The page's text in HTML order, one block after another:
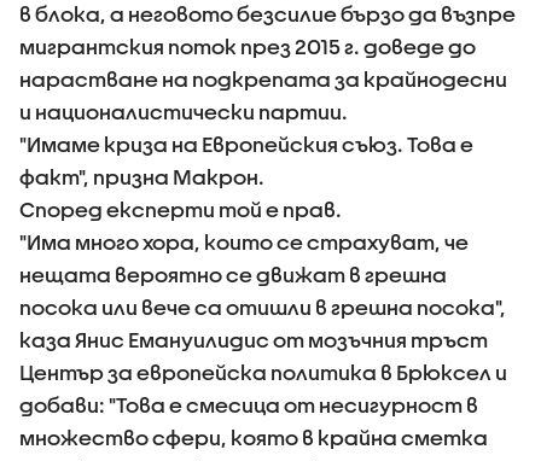
в блока, а неговото безсилие бързо да възпре
мигрантския поток през 2015 г. доведе до
нарастване на подкрепата за крайнодесни
и националистически партии.
"Имаме криза на Европейския съюз. Това е
факт", призна Макрон.
Според експерти той е прав.
"Има много хора, които се страхуват, че
нещата вероятно се движат в грешна
посока или вече са отишли в грешна посока",
каза Янис Емануилидис от мозъчния тръст
Център за европейска политика в Брюксел и
добави: "Това е смесица от несигурност в
множество сфери, която в крайна сметка